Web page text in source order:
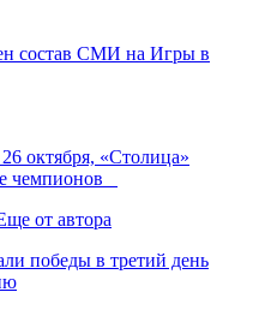
состав СМИ на Игры в
октября, «Столица»
чемпионов
от автора
победы в третий день